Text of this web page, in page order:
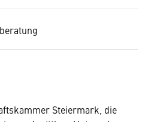
Steiermark, die